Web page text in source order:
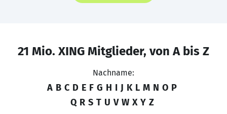
21 Mio. XING Mitglieder, von A bis Z
Nachname:
A B C D E F G H I J K L M N O P
Q R S T U V W X Y Z